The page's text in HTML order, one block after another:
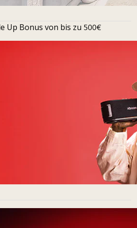
Up Bonus von bis zu 500€